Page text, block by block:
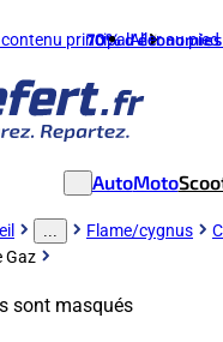
principalAller au
70%d'économies
AutoMoto
Flame/cygnus
Gaz
sont masqués